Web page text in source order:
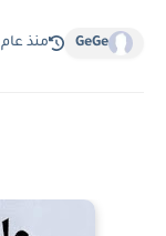
GeGe منذ عام